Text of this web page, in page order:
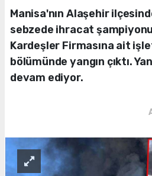
Manisa'nın Alaşehir
sebzede ihracat
Kardeşler Firmasına ait
bölümünde yangın çıktı.
devam ediyor.